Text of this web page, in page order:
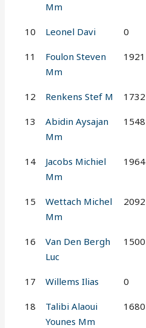
Mm
10 Leonel Davi 0
11
Foulon Steven
Mm
1921
12 Renkens Stef M 1732
13
Abidin Aysajan
Mm
1548
14
Jacobs Michiel
Mm
1964
15
Wettach Michel
Mm
2092
16
Van Den Bergh
Luc
1500
17 Willems Ilias 0
18
Talibi Alaoui
Younes Mm
1680